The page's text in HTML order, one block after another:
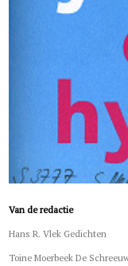
Van de redactie
Hans R. Vlek Gedichten
Toine Moerbeek De